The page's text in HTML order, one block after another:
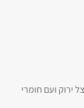
ירוק ועם חומרי